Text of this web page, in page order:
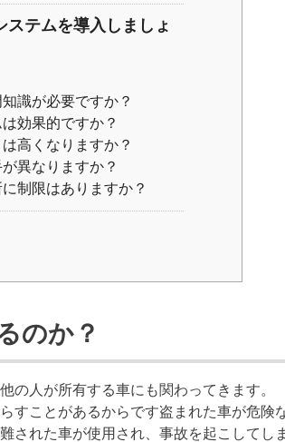
テムを導入しましょ
識が必要ですか？
効果的ですか？
高くなりますか？
異なりますか？
制限はありますか？
のか？
の人が所有する車にも関わってきます。
すことがあるからです盗まれた車が危
された車が使用され、事故を起こして